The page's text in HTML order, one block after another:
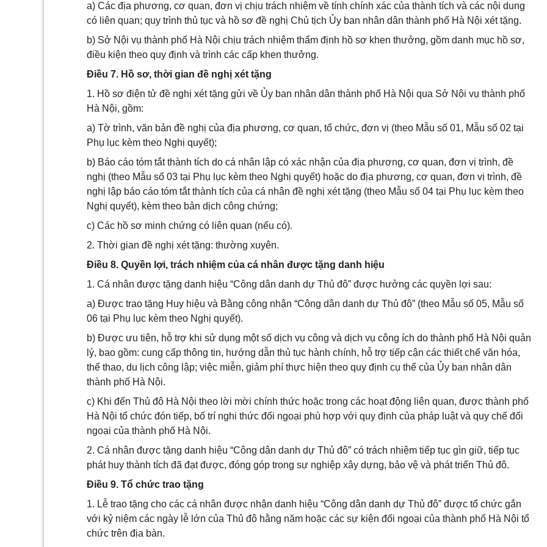
a) Các địa phương, cơ quan, đơn vị chịu trách nhiệm về tính chính xác của thành tích và các nội dung
có liên quan; quy trình thủ tục và hồ sơ đề nghị Chủ tịch Ủy ban nhân dân thành phố Hà Nội xét tặng.
b) Sở Nội vụ thành phố Hà Nội chịu trách nhiệm thẩm định hồ sơ khen thưởng, gồm danh mục hồ sơ,
điều kiện theo quy định và trình các cấp khen thưởng.
Điều 7. Hồ sơ, thời gian đề nghị xét tặng
1. Hồ sơ điện tử đề nghị xét tặng gửi về Ủy ban nhân dân thành phố Hà Nội qua Sở Nội vụ thành phố
Hà Nội, gồm:
a) Tờ trình, văn bản đề nghị của địa phương, cơ quan, tổ chức, đơn vị (theo Mẫu số 01, Mẫu số 02 tại
Phụ lục kèm theo Nghị quyết);
b) Báo cáo tóm tắt thành tích do cá nhân lập có xác nhận của địa phương, cơ quan, đơn vị trình, đề
nghị (theo Mẫu số 03 tại Phụ lục kèm theo Nghị quyết) hoặc do địa phương, cơ quan, đơn vị trình, đề
nghị lập báo cáo tóm tắt thành tích của cá nhân đề nghị xét tặng (theo Mẫu số 04 tại Phụ lục kèm theo
Nghị quyết), kèm theo bản dịch công chứng;
c) Các hồ sơ minh chứng có liên quan (nếu có).
2. Thời gian đề nghị xét tặng: thường xuyên.
Điều 8. Quyền lợi, trách nhiệm của cá nhân được tặng danh hiệu
1. Cá nhân được tặng danh hiệu “Công dân danh dự Thủ đô” được hưởng các quyền lợi sau:
a) Được trao tặng Huy hiệu và Bằng công nhận “Công dân danh dự Thủ đô” (theo Mẫu số 05, Mẫu số
06 tại Phụ lục kèm theo Nghị quyết).
b) Được ưu tiên, hỗ trợ khi sử dụng một số dịch vụ công và dịch vụ công ích do thành phố Hà Nội quản
lý, bao gồm: cung cấp thông tin, hướng dẫn thủ tục hành chính, hỗ trợ tiếp cận các thiết chế văn hóa,
thể thao, du lịch công lập; việc miễn, giảm phí thực hiện theo quy định cụ thể của Ủy ban nhân dân
thành phố Hà Nội.
c) Khi đến Thủ đô Hà Nội theo lời mời chính thức hoặc trong các hoạt động liên quan, được thành phố
Hà Nội tổ chức đón tiếp, bố trí nghi thức đối ngoại phù hợp với quy định của pháp luật và quy chế đối
ngoại của thành phố Hà Nội.
2. Cá nhân được tặng danh hiệu “Công dân danh dự Thủ đô” có trách nhiệm tiếp tục gìn giữ, tiếp tục
phát huy thành tích đã đạt được, đóng góp trong sự nghiệp xây dựng, bảo vệ và phát triển Thủ đô.
Điều 9. Tổ chức trao tặng
1. Lễ trao tặng cho các cá nhân được nhận danh hiệu “Công dân danh dự Thủ đô” được tổ chức gắn
với kỷ niệm các ngày lễ lớn của Thủ đô hằng năm hoặc các sự kiện đối ngoại của thành phố Hà Nội tổ
chức trên địa bàn.